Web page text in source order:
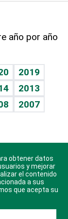
año por año
2019
2013
2007
iOS y
obtener datos
y mejorar
el contenido
a sus
que acepta su